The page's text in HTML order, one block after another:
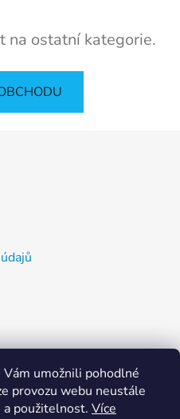
Vám umožnili pohodlné
provozu webu neustále
a použitelnost. Více
na ostatní kategorie.